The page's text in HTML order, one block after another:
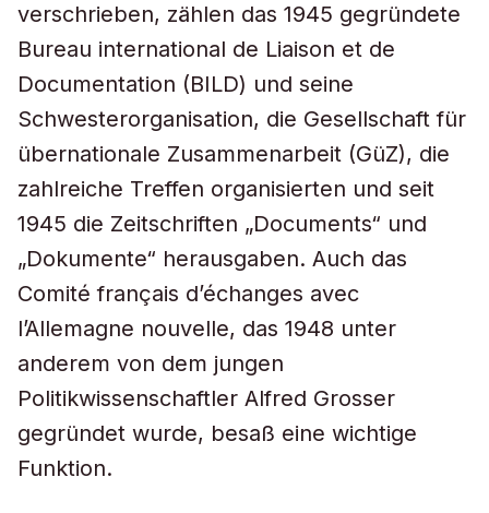
verschrieben, zählen das 1945 gegründete
Bureau international de Liaison et de
Documentation (BILD) und seine
Schwesterorganisation, die Gesellschaft für
übernationale Zusammenarbeit (GüZ), die
zahlreiche Treffen organisierten und seit
1945 die Zeitschriften „Documents“ und
„Dokumente“ herausgaben. Auch das
Comité français d’échanges avec
l’Allemagne nouvelle, das 1948 unter
anderem von dem jungen
Politikwissenschaftler Alfred Grosser
gegründet wurde, besaß eine wichtige
Funktion.